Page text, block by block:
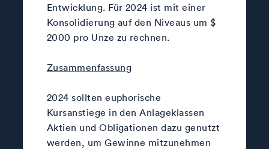
Entwicklung. Für 2024 ist mit einer
Konsolidierung auf den Niveaus um $
2000 pro Unze zu rechnen.
Zusammenfassung
2024 sollten euphorische
Kursanstiege in den Anlageklassen
Aktien und Obligationen dazu genutzt
werden, um Gewinne mitzunehmen